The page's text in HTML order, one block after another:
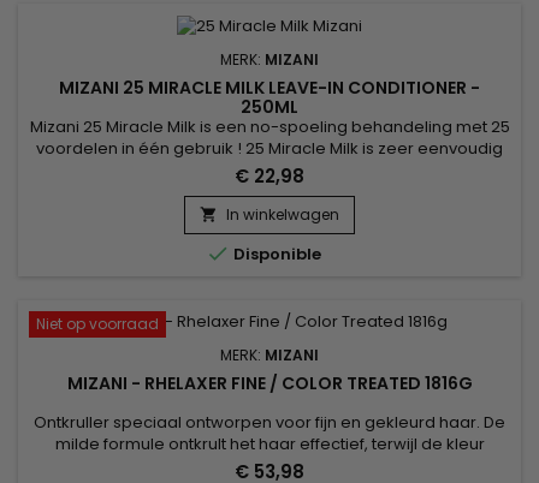
MERK: MIZANI
MIZANI 25 MIRACLE MILK LEAVE-IN CONDITIONER -
250ML
Mizani 25 Miracle Milk is een no-spoeling behandeling met 25
voordelen in één gebruik ! 25 Miracle Milk is zeer eenvoudig
in gebruik en helpt soepel te ontrafelen en breekt te
verminderen, beschermt tegen vocht en hitte.&nbsp; Zonder
sulfaten, zonder alcohol, parabenen, minerale olie,
hydrateert en geeft het haar flexibiliteit terwijl het glans en...
€ 22,98
 In winkelwagen
 Disponible
Niet op voorraad
MERK: MIZANI
MIZANI - RHELAXER FINE / COLOR TREATED 1816G
Ontkruller speciaal ontworpen voor fijn en gekleurd haar. De
milde formule ontkrult het haar effectief, terwijl de kleur
behouden blijft en schade wordt geminimaliseerd. Verrijkt
€ 53,98